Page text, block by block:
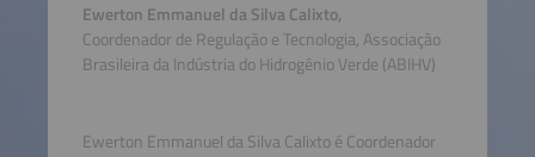
Ewerton Emmanuel da Silva Calixto,
Coordenador de Regulação e Tecnologia, Associação
Brasileira da Indústria do Hidrogênio Verde (ABIHV)
Ewerton Emmanuel da Silva Calixto é Coordenador